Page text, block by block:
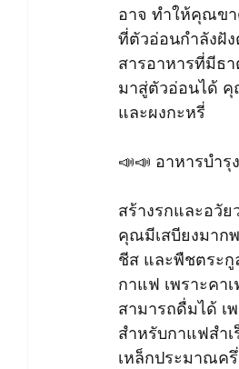
อาจ ทำให้คุณขา
ที่ตัวอ่อนกำลังฝั
สารอาหารที่มีธ
มาสู่ตัวอ่อนได้ คุ
และผงกะหรี่
📣📣 อาหารบำ
สร้างรกและอวั
คุณมีเสบียงมาก
ชีส และพืชตระกู
กาแฟ เพราะคา
สามารถดื่มได้ เ
สำหรับกาแฟสำ
เหล็กประมาณค